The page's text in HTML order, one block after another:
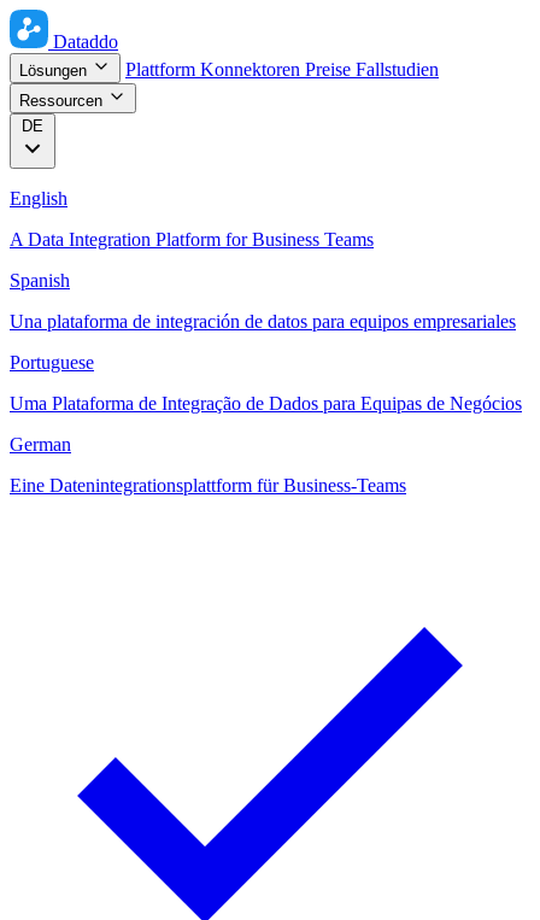
Dataddo
Lösungen Plattform Konnektoren Preise Fallstudien
Ressourcen
DE
English
A Data Integration Platform for Business Teams
Spanish
Una plataforma de integración de datos para equipos empresariales
Portuguese
Uma Plataforma de Integração de Dados para Equipas de Negócios
German
Eine Datenintegrationsplattform für Business-Teams